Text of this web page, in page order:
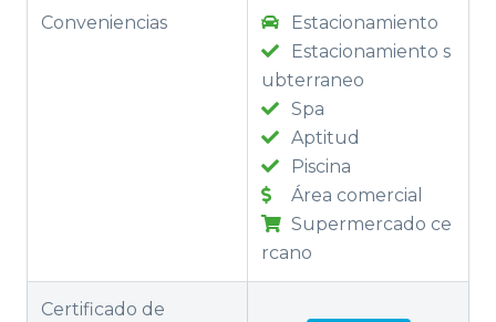
Conveniencias
Estacionamiento
Estacionamiento s
ubterraneo
Spa
Aptitud
Piscina
Área comercial
Supermercado ce
rcano
Certificado de